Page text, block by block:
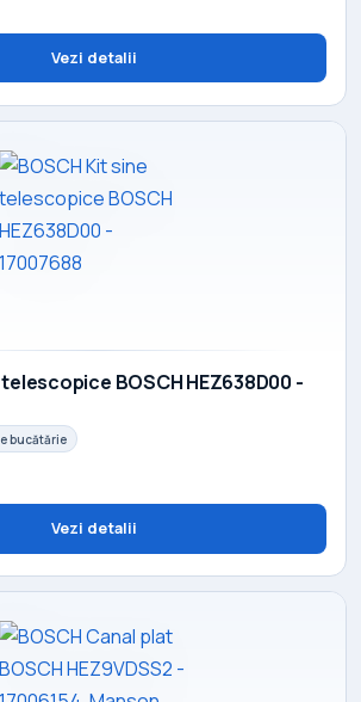
Vezi detalii
BOSCH HEZ638D00 -
bucătărie
Vezi detalii